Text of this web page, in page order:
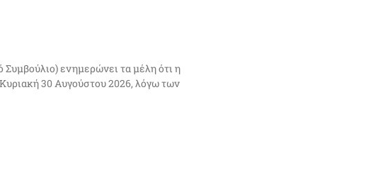
ενημερώνει τα μέλη ότι η
30 Αυγούστου 2026, λόγω των